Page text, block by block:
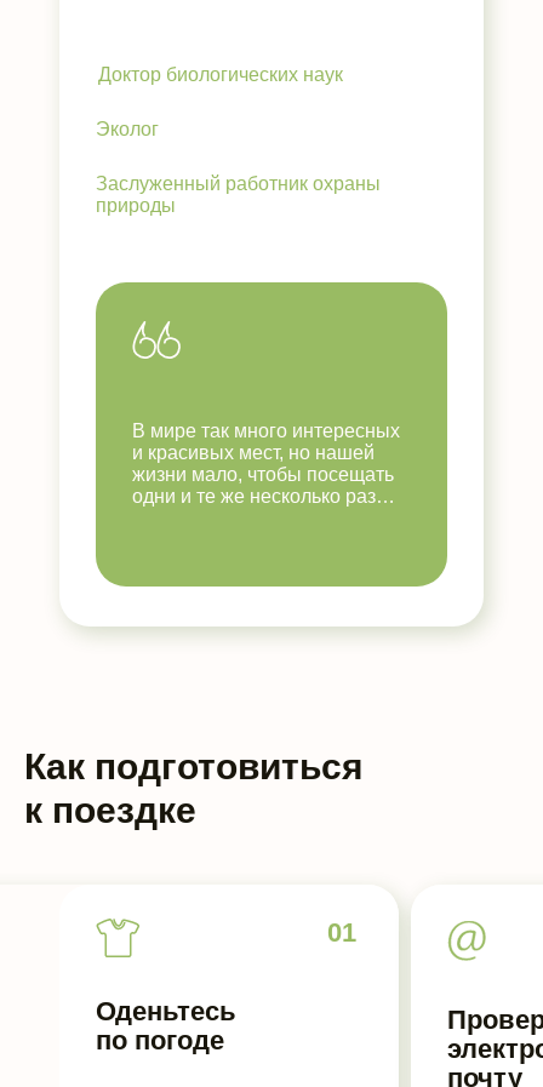
В мире так много интересных
и красивых мест, но нашей
жизни мало, чтобы посещать
одни и те же несколько раз…
Заслуженный работник охраны
природы
Доктор биологических наук
Эколог
Как подготовиться
к поездке
01
Оденьтесь
по погоде
почту